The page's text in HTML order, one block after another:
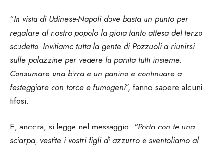
“In vista di Udinese-Napoli dove basta un punto per
regalare al nostro popolo la gioia tanto attesa del terzo
scudetto. Invitiamo tutta la gente di Pozzuoli a riunirsi
sulle palazzine per vedere la partita tutti insieme.
Consumare una birra e un panino e continuare a
festeggiare con torce e fumogeni”, fanno sapere alcuni
tifosi.
E, ancora, si legge nel messaggio: “Porta con te una
sciarpa, vestite i vostri figli di azzurro e sventoliamo al